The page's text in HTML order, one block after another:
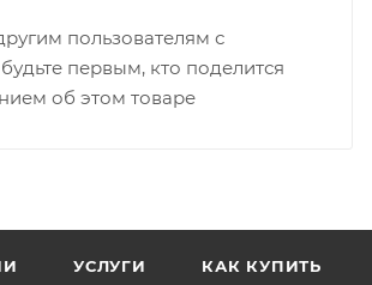
порядке.
обстоятельств,
пользователям с
первым, кто поделится
об этом товаре
УСЛУГИ КАК КУПИТЬ